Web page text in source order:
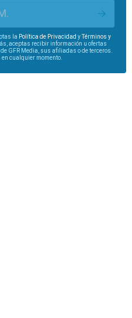
la Política de Privacidad yTérminos y
aceptas recibir información u ofertas
GFR Media, sus afiliadas o de terceros.
cualquier momento.